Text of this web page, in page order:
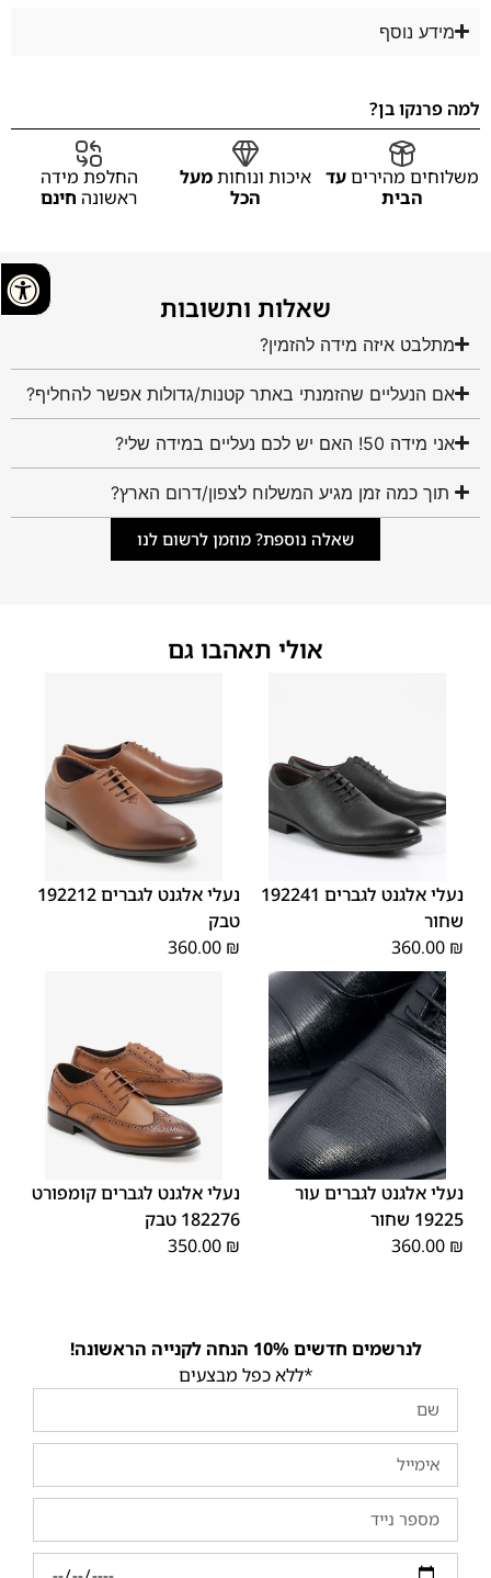
מידע נוסף
למה פרנקו בן?
משלוחים מהיריםעד
הבית
איכות ונוחותמעל
הכל
החלפת מידה
ראשונה חינם
שאלות ותשובות
מתלבט איזה מידה להזמין?
אם הנעליים שהזמנתי באתר קטנות/גדולות אפשר להחליף?
אני מידה 50! האם יש לכם נעליים במידה שלי?
תוך כמה זמן מגיע המשלוח לצפון/דרום הארץ?
שאלה נוספת? מוזמן לרשום לנו
אולי תאהבו גם
40
41
42
43
נעלי אלגנט לגברים 192241
שחור
360.00 ₪
40
41
42
43
נעלי אלגנט לגברים 192212
טבק
360.00 ₪
39
40
41
42
43
44
46
נעלי אלגנט לגברים עור
19225 שחור
360.00 ₪
40
41
42
43
נעלי אלגנט לגברים קומפורט
182276 טבק
350.00 ₪
לנרשמים חדשים 10% הנחה לקנייה הראשונה!
*ללא כפל מבצעים